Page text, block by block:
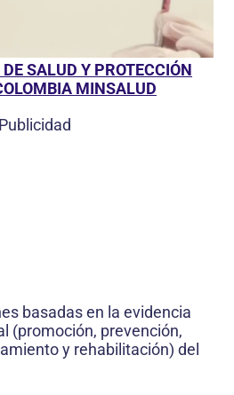
SALUD Y PROTECCIÓN
MINSALUD
Publicidad
basadas en la evidencia
(promoción, prevención,
y rehabilitación) del